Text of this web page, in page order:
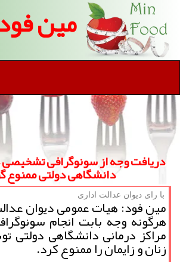
مین
دریافت وجه از سونوگرافی تشخیصی
دانشگاهی دولتی ممنوع
با رای دیوان عدالت اداری
مین فود: هیات عمومی دیوان
هرگونه وجه بابت انجام
مراكز درمانی دانشگاهی
زنان و زایمان را ممنوع كرد.